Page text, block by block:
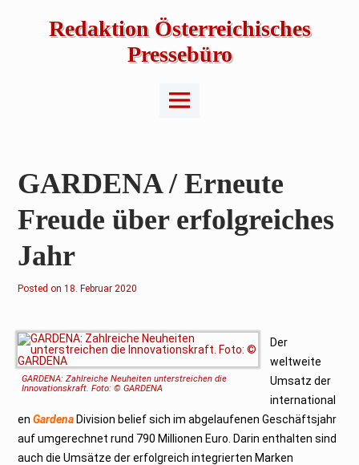
Redaktion Österreichisches
Pressebüro
Main
Menu
GARDENA / Erneute
Freude über erfolgreiches
Jahr
Posted on18. Februar 2020
GARDENA: Zahlreiche Neuheiten unterstreichen die
Innovationskraft. Foto: © GARDENA
Der
weltweite
Umsatz der
international
enGardena Division belief sich im abgelaufenen Geschäftsjahr
auf umgerechnet rund 790 Millionen Euro. Darin enthalten sind
auch die Umsätze der erfolgreich integrierten Marken